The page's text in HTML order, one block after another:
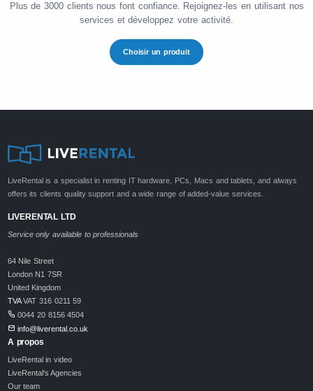
Plus de 3000 clients nous font confiance. Rejoignez-les en utilisant nos
services et développez votre activité.
Choisir un produit
LiveRental is a specialist in renting IT hardware, PCs, Macs and tablets, and always
offers its clients quality support and a wide range of added-value services.
LIVERENTAL LTD
Service only available to professionals
64 Nile Street
London N1 7SR
United Kingdom
TVAVAT 316 0211 59
0044 20 8156 4504
info@liverental.co.uk
A propos
LiveRental in video
LiveRental's Agencies
Our team